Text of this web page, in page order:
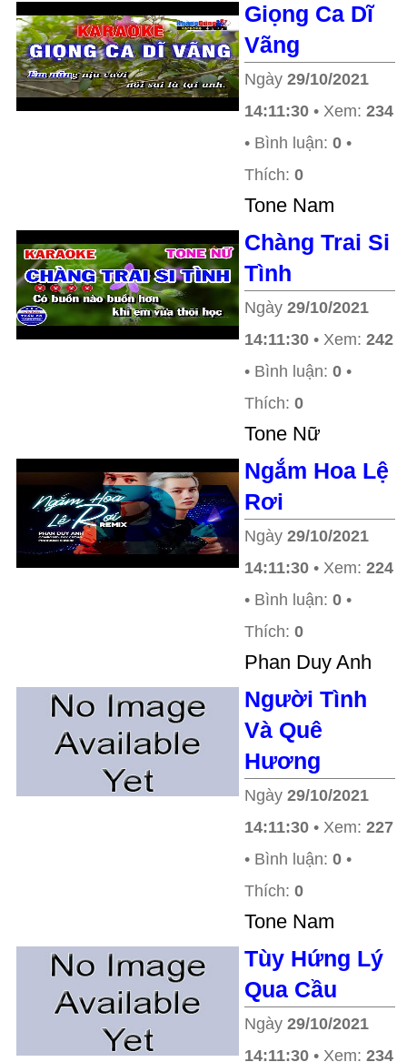
Giọng Ca Dĩ
Vãng
Ngày 29/10/2021
14:11:30 • Xem: 234
• Bình luận: 0 •
Thích: 0
Tone Nam
Chàng Trai Si
Tình
Ngày 29/10/2021
14:11:30 • Xem: 242
• Bình luận: 0 •
Thích: 0
Tone Nữ
Ngắm Hoa Lệ
Rơi
Ngày 29/10/2021
14:11:30 • Xem: 224
• Bình luận: 0 •
Thích: 0
Phan Duy Anh
Người Tình
Và Quê
Hương
Ngày 29/10/2021
14:11:30 • Xem: 227
• Bình luận: 0 •
Thích: 0
Tone Nam
Tùy Hứng Lý
Qua Cầu
Ngày 29/10/2021
14:11:30 • Xem: 234